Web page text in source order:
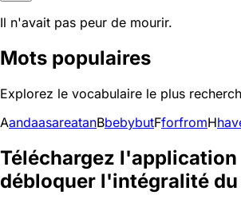
Il n'avait pas peur de mourir.
Mots populaires
Explorez le vocabulaire le plus
AandaasareatanBbebybutFforfromH
Téléchargez
débloquer l'intégralité